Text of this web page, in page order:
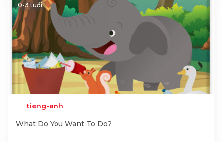
0-3 tuổi
tieng-anh
What Do You Want To Do?